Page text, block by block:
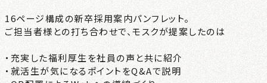
16ページ構成の新卒採用案内パンフレット。
ご担当者様との打ち合わせで、モスクが提案したのは
・充実した福利厚生を社員の声と共に紹介
・就活生が気になるポイントをQ&Aで説明
NEWS
PRIVACY